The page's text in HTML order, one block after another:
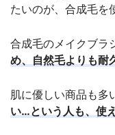
たいのが、合成毛を
合成毛のメイクブラ
め、自然毛よりも耐
肌に優しい商品も多
い…という人も、使